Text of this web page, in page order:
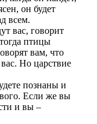
он будет
всем.
вас, говорит
птицы
вам, что
Но царствие
познаны и
Если же вы
и вы –